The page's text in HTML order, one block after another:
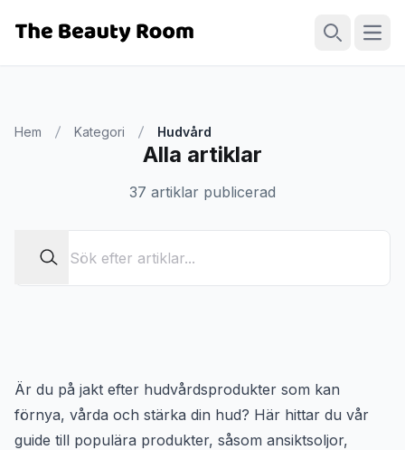
Hem Kategori Hudvård
Alla artiklar
37 artiklar publicerad
Är du på jakt efter hudvårdsprodukter som kan
förnya, vårda och stärka din hud? Här hittar du vår
guide till populära produkter, såsom ansiktsoljor,